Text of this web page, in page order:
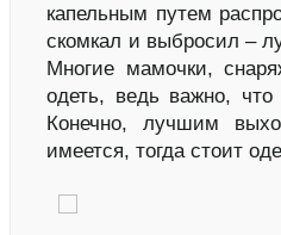
капельным путем
скомкал и выбросил –
Многие мамочки,
одеть, ведь важно,
Конечно, лучшим
имеется, тогда стоит